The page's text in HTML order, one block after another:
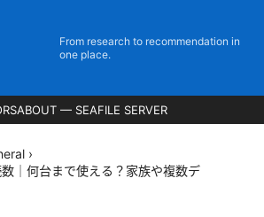
From research to recommendation in
one place.
ABOUT — SEAFILE SERVER
›
｜何台まで使える？家族や複数デ